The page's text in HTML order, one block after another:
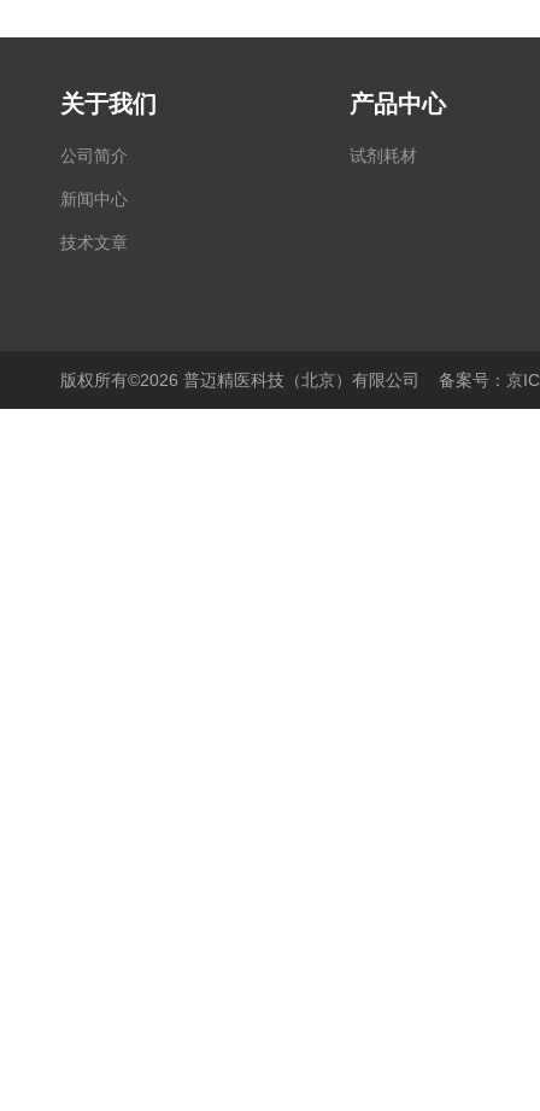
关于我们
公司简介
新闻中心
技术文章
产品中心
试剂耗材
版权所有©2026 普迈精医科技（北京）有限公司 备案号：京